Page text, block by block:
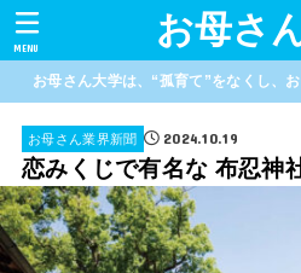
お母さ
MENU
お母さん大学は、“孤育て”をなくし、
お母さん業界新聞 2024.10.19
恋みくじで有名な 布忍